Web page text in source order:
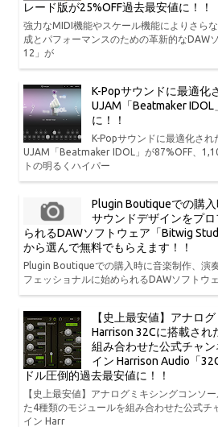
レード版が25%OFF過去最安値に！！
強力なMIDI機能やスケール機能によりさら
成とパフォーマンスのための革新的なDAW
12」が
K-Popサウンドに最適化
UJAM「Beatmaker
に！！
K-Popサウンドに最適化され
UJAM「Beatmaker IDOL」が87%OFF、
トの明るくハイパー
Plugin Boutiqueでの購入
サウンドデザインをプ
られるDAWソフトウェア「Bitwig
から選んで無料でもらえます！！
Plugin Boutiqueでの購入時に音楽制作、演
フェッショナルに始められるDAWソフトウ
【史上最安値】アナロ
Harrison 32Cに搭載され
組み合わせた公式チャ
イン Harrison Audio「
ドル圧倒的過去最安値に！！
【史上最安値】アナログミキシングコンソ
た4種類のモジュールを組み合わせた公式チ
イン Harr